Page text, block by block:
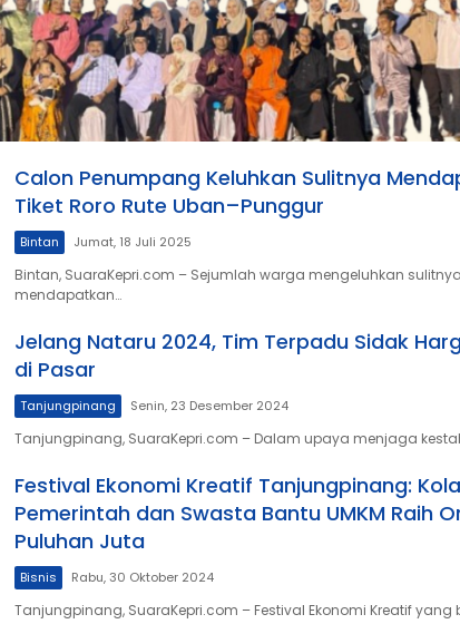
Calon Penumpang Keluhkan Sulitnya
Tiket Roro Rute Uban–Punggur
Bintan Jumat, 18 Juli 2025
Bintan, SuaraKepri.com – Sejumlah warga mengeluhkan sulitnya
mendapatkan…
Jelang Nataru 2024, Tim Terpadu Sidak
di Pasar
Tanjungpinang Senin, 23 Desember 2024
Tanjungpinang, SuaraKepri.com – Dalam upaya menjaga
Festival Ekonomi Kreatif Tanjungpinang:
Pemerintah dan Swasta Bantu UMKM Raih
Puluhan Juta
Bisnis Rabu, 30 Oktober 2024
Tanjungpinang, SuaraKepri.com – Festival Ekonomi Kreatif yang